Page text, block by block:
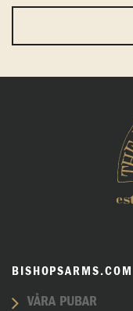
BISHOPSARMS.COM
VÅRA PUBAR